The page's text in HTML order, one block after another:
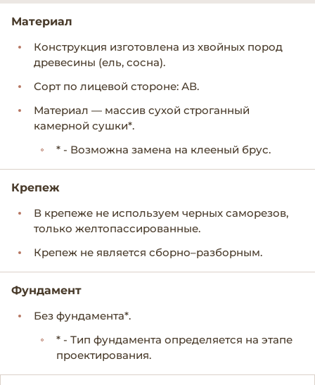
Материал
Конструкция изготовлена из хвойных пород
древесины (ель, сосна).
Сорт по лицевой стороне: АВ.
Материал — массив сухой строганный
камерной сушки*.
* - Возможна замена на клееный брус.
Крепеж
В крепеже не используем черных саморезов,
только желтопассированные.
Крепеж не является сборно–разборным.
Фундамент
Без фундамента*.
* - Тип фундамента определяется на этапе
проектирования.